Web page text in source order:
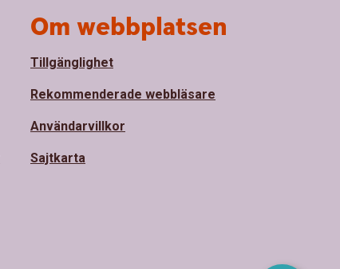
Om webbplatsen
Tillgänglighet
Rekommenderade webbläsare
Användarvillkor
Sajtkarta